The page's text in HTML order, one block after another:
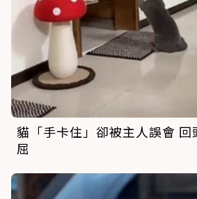
貓「手卡住」卻被主人誤會 回
屈